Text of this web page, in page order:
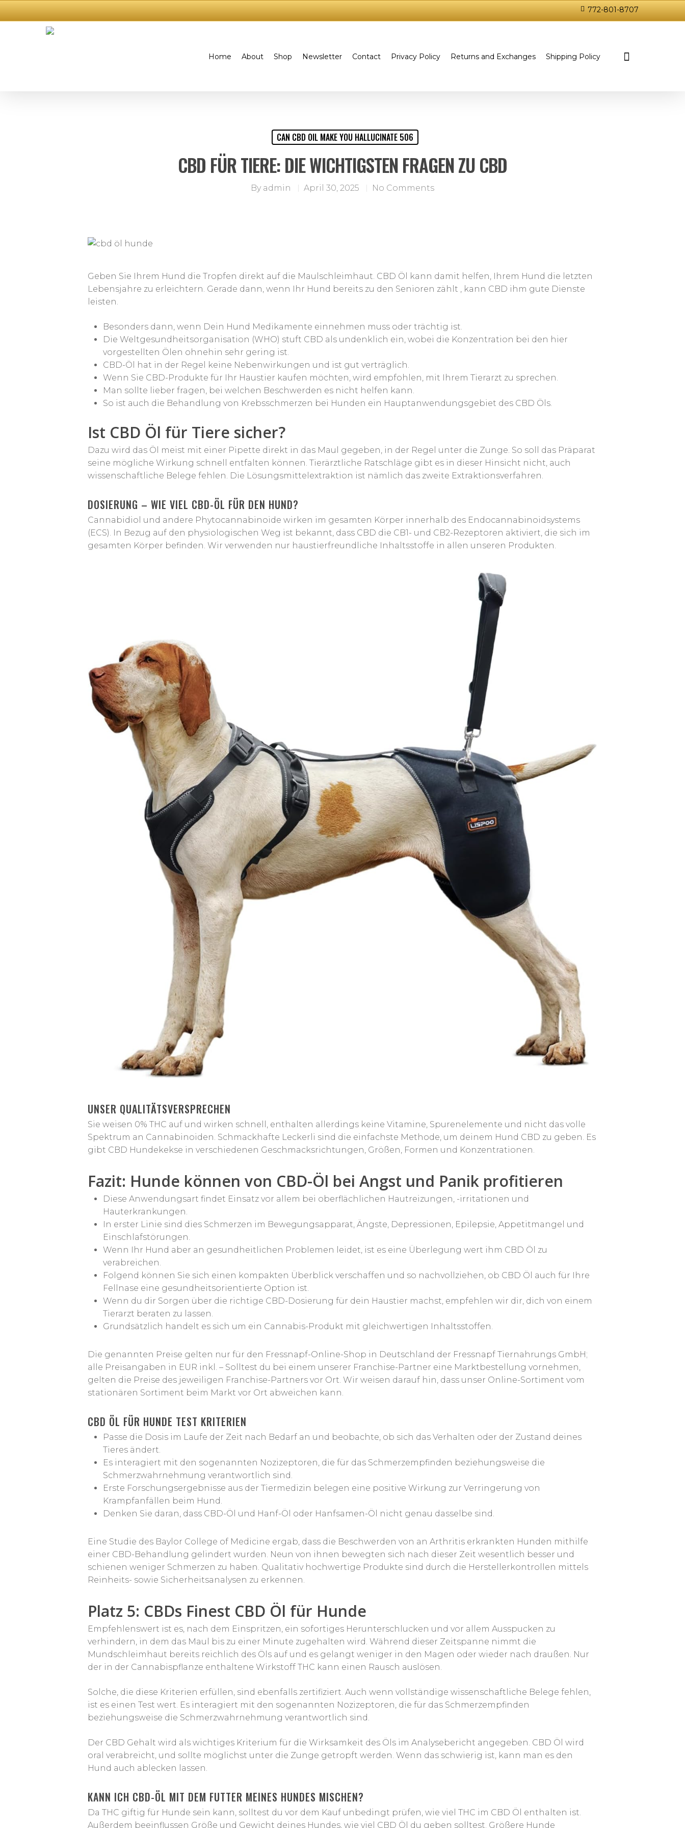
772-801-8707
Home About Shop Newsletter Contact Privacy Policy Returns and Exchanges Shipping Policy
CAN CBD OIL MAKE YOU HALLUCINATE 506
CBD FÜR TIERE: DIE WICHTIGSTEN FRAGEN ZU CBD
By admin April 30, 2025 No Comments
Geben Sie Ihrem Hund die Tropfen direkt auf die Maulschleimhaut. CBD Öl kann damit helfen, Ihrem Hund die letzten
Lebensjahre zu erleichtern. Gerade dann, wenn Ihr Hund bereits zu den Senioren zählt , kann CBD ihm gute Dienste
leisten.
Besonders dann, wenn Dein Hund Medikamente einnehmen muss oder trächtig ist.
Die Weltgesundheitsorganisation (WHO) stuft CBD als undenklich ein, wobei die Konzentration bei den hier
vorgestellten Ölen ohnehin sehr gering ist.
CBD-Öl hat in der Regel keine Nebenwirkungen und ist gut verträglich.
Wenn Sie CBD-Produkte für Ihr Haustier kaufen möchten, wird empfohlen, mit Ihrem Tierarzt zu sprechen.
Man sollte lieber fragen, bei welchen Beschwerden es nicht helfen kann.
So ist auch die Behandlung von Krebsschmerzen bei Hunden ein Hauptanwendungsgebiet des CBD Öls.
Ist CBD Öl für Tiere sicher?
Dazu wird das Öl meist mit einer Pipette direkt in das Maul gegeben, in der Regel unter die Zunge. So soll das Präparat
seine mögliche Wirkung schnell entfalten können. Tierärztliche Ratschläge gibt es in dieser Hinsicht nicht, auch
wissenschaftliche Belege fehlen. Die Lösungsmittelextraktion ist nämlich das zweite Extraktionsverfahren.
DOSIERUNG – WIE VIEL CBD-ÖL FÜR DEN HUND?
Cannabidiol und andere Phytocannabinoide wirken im gesamten Körper innerhalb des Endocannabinoidsystems
(ECS). In Bezug auf den physiologischen Weg ist bekannt, dass CBD die CB1- und CB2-Rezeptoren aktiviert, die sich im
gesamten Körper befinden. Wir verwenden nur haustierfreundliche Inhaltsstoffe in allen unseren Produkten.
UNSER QUALITÄTSVERSPRECHEN
Sie weisen 0% THC auf und wirken schnell, enthalten allerdings keine Vitamine, Spurenelemente und nicht das volle
Spektrum an Cannabinoiden. Schmackhafte Leckerli sind die einfachste Methode, um deinem Hund CBD zu geben. Es
gibt CBD Hundekekse in verschiedenen Geschmacksrichtungen, Größen, Formen und Konzentrationen.
Fazit: Hunde können von CBD-Öl bei Angst und Panik profitieren
Diese Anwendungsart findet Einsatz vor allem bei oberflächlichen Hautreizungen, -irritationen und
Hauterkrankungen.
In erster Linie sind dies Schmerzen im Bewegungsapparat, Ängste, Depressionen, Epilepsie, Appetitmangel und
Einschlafstörungen.
Wenn Ihr Hund aber an gesundheitlichen Problemen leidet, ist es eine Überlegung wert ihm CBD Öl zu
verabreichen.
Folgend können Sie sich einen kompakten Überblick verschaffen und so nachvollziehen, ob CBD Öl auch für Ihre
Fellnase eine gesundheitsorientierte Option ist.
Wenn du dir Sorgen über die richtige CBD-Dosierung für dein Haustier machst, empfehlen wir dir, dich von einem
Tierarzt beraten zu lassen.
Grundsätzlich handelt es sich um ein Cannabis-Produkt mit gleichwertigen Inhaltsstoffen.
Die genannten Preise gelten nur für den Fressnapf-Online-Shop in Deutschland der Fressnapf Tiernahrungs GmbH;
alle Preisangaben in EUR inkl. – Solltest du bei einem unserer Franchise-Partner eine Marktbestellung vornehmen,
gelten die Preise des jeweiligen Franchise-Partners vor Ort. Wir weisen darauf hin, dass unser Online-Sortiment vom
stationären Sortiment beim Markt vor Ort abweichen kann.
CBD ÖL FÜR HUNDE TEST KRITERIEN
Passe die Dosis im Laufe der Zeit nach Bedarf an und beobachte, ob sich das Verhalten oder der Zustand deines
Tieres ändert.
Es interagiert mit den sogenannten Nozizeptoren, die für das Schmerzempfinden beziehungsweise die
Schmerzwahrnehmung verantwortlich sind.
Erste Forschungsergebnisse aus der Tiermedizin belegen eine positive Wirkung zur Verringerung von
Krampfanfällen beim Hund.
Denken Sie daran, dass CBD-Öl und Hanf-Öl oder Hanfsamen-Öl nicht genau dasselbe sind.
Eine Studie des Baylor College of Medicine ergab, dass die Beschwerden von an Arthritis erkrankten Hunden mithilfe
einer CBD-Behandlung gelindert wurden. Neun von ihnen bewegten sich nach dieser Zeit wesentlich besser und
schienen weniger Schmerzen zu haben. Qualitativ hochwertige Produkte sind durch die Herstellerkontrollen mittels
Reinheits- sowie Sicherheitsanalysen zu erkennen.
Platz 5: CBDs Finest CBD Öl für Hunde
Empfehlenswert ist es, nach dem Einspritzen, ein sofortiges Herunterschlucken und vor allem Ausspucken zu
verhindern, in dem das Maul bis zu einer Minute zugehalten wird. Während dieser Zeitspanne nimmt die
Mundschleimhaut bereits reichlich des Öls auf und es gelangt weniger in den Magen oder wieder nach draußen. Nur
der in der Cannabispflanze enthaltene Wirkstoff THC kann einen Rausch auslösen.
Solche, die diese Kriterien erfüllen, sind ebenfalls zertifiziert. Auch wenn vollständige wissenschaftliche Belege fehlen,
ist es einen Test wert. Es interagiert mit den sogenannten Nozizeptoren, die für das Schmerzempfinden
beziehungsweise die Schmerzwahrnehmung verantwortlich sind.
Der CBD Gehalt wird als wichtiges Kriterium für die Wirksamkeit des Öls im Analysebericht angegeben. CBD Öl wird
oral verabreicht, und sollte möglichst unter die Zunge getropft werden. Wenn das schwierig ist, kann man es den
Hund auch ablecken lassen.
KANN ICH CBD-ÖL MIT DEM FUTTER MEINES HUNDES MISCHEN?
Da THC giftig für Hunde sein kann, solltest du vor dem Kauf unbedingt prüfen, wie viel THC im CBD Öl enthalten ist.
Außerdem beeinflussen Größe und Gewicht deines Hundes, wie viel CBD Öl du geben solltest. Größere Hunde